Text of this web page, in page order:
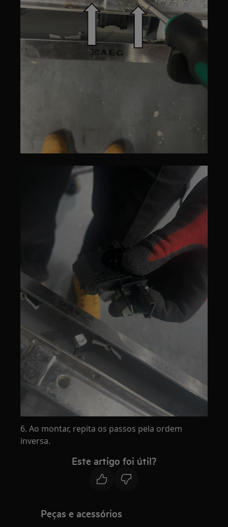
6. Ao montar, repita os passos pela ordem
inversa.
Este artigo foi útil?
Peças e acessórios